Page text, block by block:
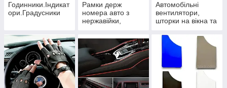
Годинники.Індикат
ори.Градусники
Рамки держ
номера авто з
нержавійки,
силіконові
Автомобільні
вентилятори,
шторки на вікна та